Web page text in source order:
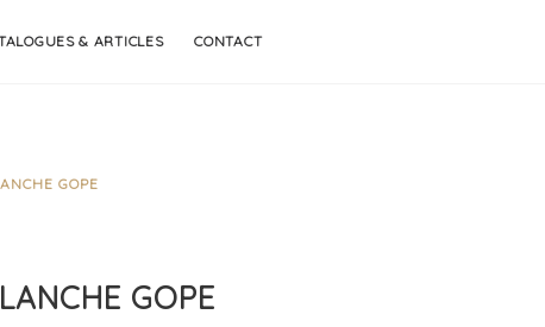
& ARTICLES CONTACT
GOPE
GOPE